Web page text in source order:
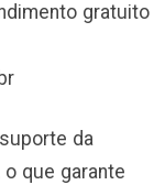
gratuito
da
que garante